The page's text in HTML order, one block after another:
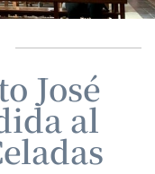
José
al